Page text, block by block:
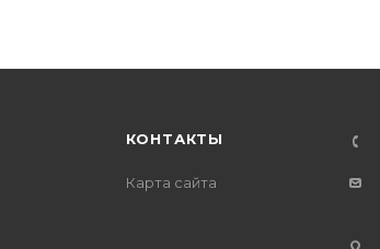
КОНТАКТЫ
Карта сайта